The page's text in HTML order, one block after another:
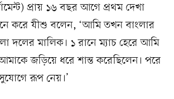
প্রায় ১৬ বছর আগে প্রথম দেখা
করে যীশু বলেন, ‘আমি তখন বাংলার
দলের মালিক। ১ রানে ম্যাচ হেরে আমি
জড়িয়ে ধরে শান্ত করেছিলেন। পরে
রূপ নেয়।’